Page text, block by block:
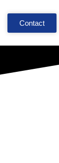
Contact